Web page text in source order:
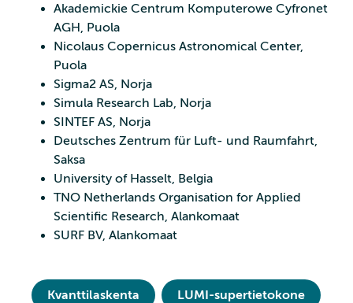
Akademickie Centrum Komputerowe Cyfronet
AGH, Puola
Nicolaus Copernicus Astronomical Center,
Puola
Sigma2 AS, Norja
Simula Research Lab, Norja
SINTEF AS, Norja
Deutsches Zentrum für Luft- und Raumfahrt,
Saksa
University of Hasselt, Belgia
TNO Netherlands Organisation for Applied
Scientific Research, Alankomaat
SURF BV, Alankomaat
Kvanttilaskenta LUMI-supertietokone